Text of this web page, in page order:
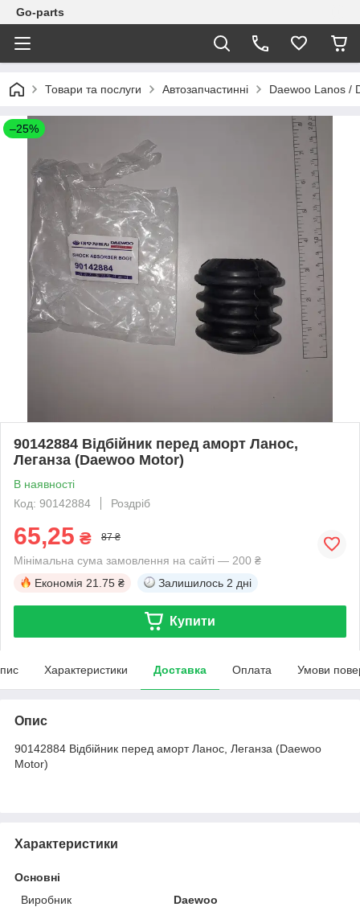
Go-parts
Товари та послуги Автозапчастинні Daewoo Lanos /
–25%
90142884 Відбійник перед аморт Ланос,
Леганза (Daewoo Motor)
В наявності
Код: 90142884
Роздріб
65,25 ₴ 87 ₴
Мінімальна сума замовлення на сайті — 200 ₴
Економія 21.75 ₴ Залишилось 2 дні
Купити
Характеристики Доставка Оплата Умови
Опис
90142884 Відбійник перед аморт Ланос, Леганза (Daewoo
Motor)
Характеристики
Основні
Виробник
Daewoo